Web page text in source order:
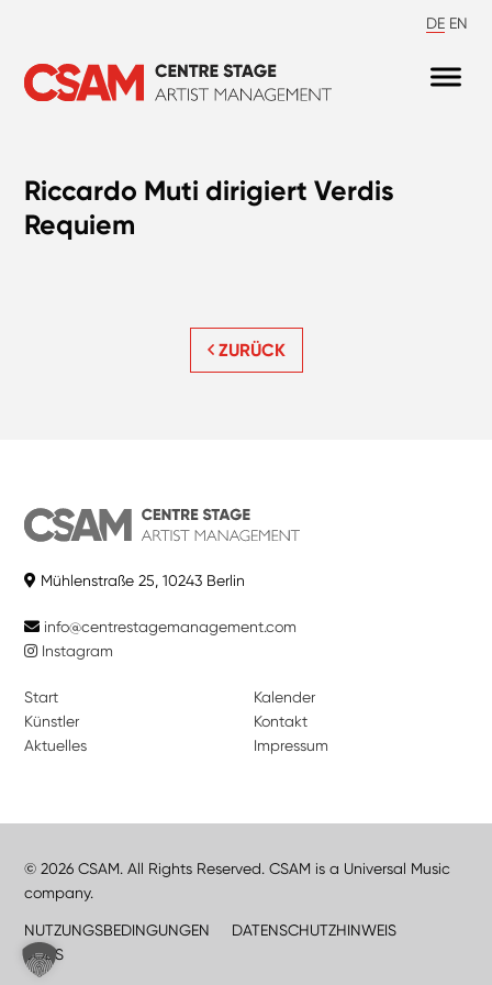
DE EN
Riccardo Muti dirigiert Verdis
Requiem
ZURÜCK
Mühlenstraße 25, 10243 Berlin
info@centrestagemanagement.com
Instagram
Start
Künstler
Aktuelles
Kalender
Kontakt
Impressum
© 2026 CSAM. All Rights Reserved. CSAM is a Universal Music
company.
NUTZUNGSBEDINGUNGEN
DATENSCHUTZHINWEIS
JOBS